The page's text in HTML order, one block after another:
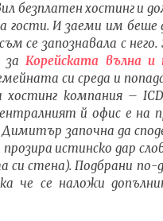
ДА ОТГЛЕЖДАШ
С ДОВЕРИЕ
с
безплатен хостинг и
гости. И заеми им беше
се запознавала с него.
заКорейската вълна и
си среда и
компания –
й офис е на
започна да
истинско дар
стена). Подбрани по-
че се наложи